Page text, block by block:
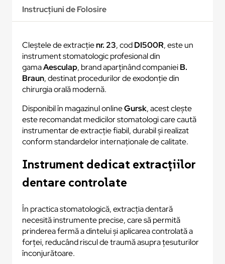
Instrucțiuni de Folosire
Cleștele de extracțienr. 23, codDI500R, este un
instrument stomatologic profesional din
gamaAesculap, brand aparținând companieiB.
Braun, destinat procedurilor de exodonție din
chirurgia orală modernă.
Disponibil în magazinul onlineGursk, acest clește
este recomandat medicilor stomatologi care caută
instrumentar de extracție fiabil, durabil și realizat
conform standardelor internaționale de calitate.
Instrument dedicat extracțiilor
dentare controlate
În practica stomatologică, extracția dentară
necesită instrumente precise, care să permită
prinderea fermă a dintelui și aplicarea controlată a
forței, reducând riscul de traumă asupra țesuturilor
înconjurătoare.